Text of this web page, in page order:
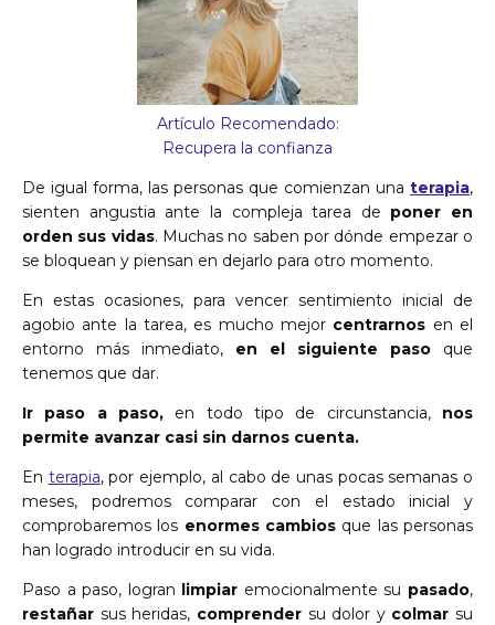
Artículo Recomendado:
Recupera la confianza
De igual forma, las personas que comienzan una terapia,
sienten angustia ante la compleja tarea de poner en
orden sus vidas. Muchas no saben por dónde empezar o
se bloquean y piensan en dejarlo para otro momento.
En estas ocasiones, para vencer sentimiento inicial de
agobio ante la tarea, es mucho mejor centrarnos en el
entorno más inmediato, en el siguiente paso que
tenemos que dar.
Ir paso a paso, en todo tipo de circunstancia,nos
permite avanzar casi sin darnos cuenta.
En terapia, por ejemplo, al cabo de unas pocas semanas o
meses, podremos comparar con el estado inicial y
comprobaremos los enormes cambios que las personas
han logrado introducir en su vida.
Paso a paso, logran limpiar emocionalmente su pasado,
restañar sus heridas, comprender su dolor y colmar su